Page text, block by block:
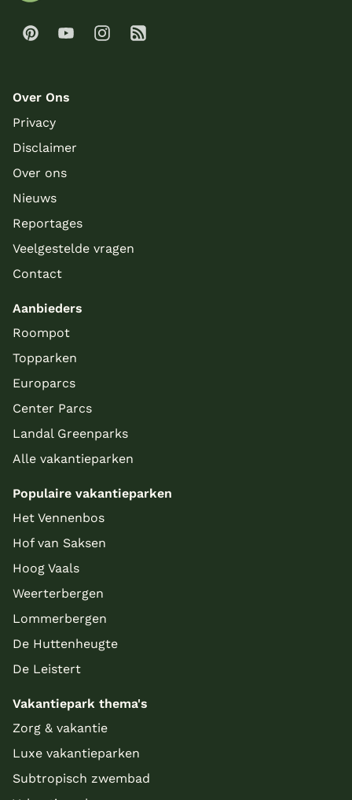
Over Ons
Privacy
Disclaimer
Over ons
Nieuws
Reportages
Veelgestelde vragen
Contact
Aanbieders
Roompot
Topparken
Europarcs
Center Parcs
Landal Greenparks
Alle vakantieparken
Populaire vakantieparken
Het Vennenbos
Hof van Saksen
Hoog Vaals
Weerterbergen
Lommerbergen
De Huttenheugte
De Leistert
Vakantiepark thema's
Zorg & vakantie
Luxe vakantieparken
Subtropisch zwembad